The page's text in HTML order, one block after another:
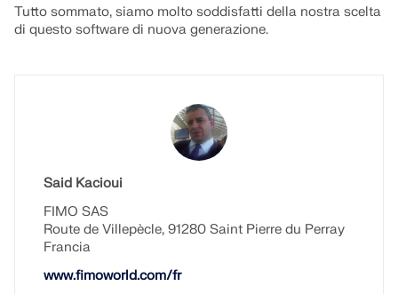
Tutto sommato, siamo molto soddisfatti della nostra scelta
di questo software di nuova generazione.
Said Kacioui
FIMO SAS
Route de Villepècle, 91280 Saint Pierre du Perray
Francia
www.fimoworld.com/fr